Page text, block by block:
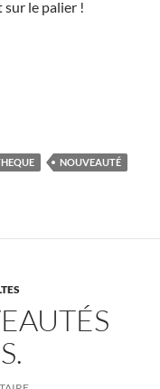
sur le palier !
NOUVEAUTÉ